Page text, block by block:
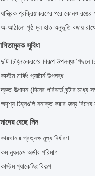
যান্ত্রিক প্রক্রিয়াকরণের পরে কোনও রঙের
অ-আঠালো পৃষ্ঠ মূল হাত অনুভূতি বজায় রাখে
সুবিধা
দুটি চিহ্নিতকরণের বিকল্প উপলব্ধঃ পিছনে
কাস্টম মার্কিং প্যাটার্ন উপলব্ধ
দ্রুত উত্পাদন (দিনের পরিবর্তে ঘন্টার মধ্যে
অদৃশ্য চিহ্নগুলি সনাক্ত করার জন্য বিশেষ
বেছে নিন
কারখানার প্রত্যক্ষ মূল্য নির্ধারণ
কম ন্যূনতম অর্ডার পরিমাণ
কাস্টম প্যাকেজিং বিকল্প